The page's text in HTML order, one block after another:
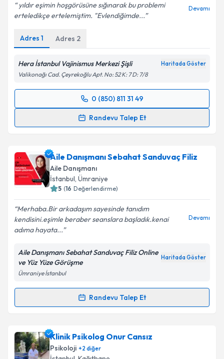
yıldır eşimin hoşgörüsüne sığınarak bu problemi
erteledikçe ertelemiştim. "Evlendiğimde...
Devamı
Adres 1 Adres 2
Hera İstanbul Vajinismus Merkezi Şişli Haritada Göster
Valikonağı Cad. Çeyrekoğlu Apt. No: 52 K: 7 D: 7/8
0 (850) 811 31 49
Randevu Talep Et
Randevu Takvimi Talebi
takvim hazırlandığında e-posta ile bilgilendireceğiz.
E-posta Adresiniz
Kişisel verilerimin işlenmesine ilişkin
Aile Danışmanı Sebahat Sanduvaç Filiz
Aile Danışmanı
İstanbul, Ümraniye
5 (16 Değerlendirme)
Merhaba.Bir arkadaşım sayesinde tanıdım
kendisini.eşimle beraber seanslara başladık.kenai
adıma hayata...
Devamı
Aile Danışmanı Sebahat Sanduvaç Filiz Online
ve Yüz Yüze Görüşme
Haritada Göster
Ümraniye İstanbul
Randevu Talep Et
Randevu Takvimi Talebi
Aile Danışmanı Sebahat Sanduvaç Filiz
randevu takvimi talebi oluşturun. Size bu uzmandan
randevu almanız için bir takvim hazırlandığında e-
Klinik Psikolog Onur Cansız
Psikoloji +2 diğer